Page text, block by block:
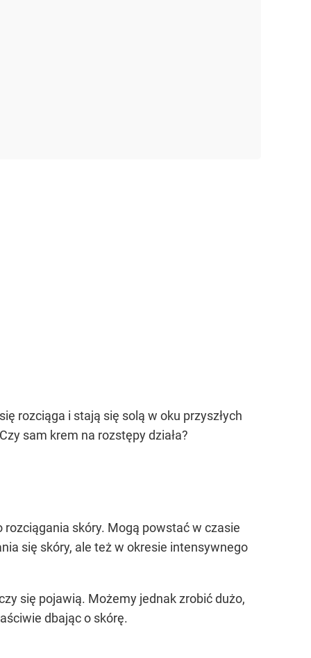
rozciąga i stają się solą w oku przyszłych
sam krem na rozstępy działa?
skóry. Mogą powstać w czasie
się skóry, ale też w okresie intensywnego
się pojawią. Możemy jednak zrobić dużo,
dbając o skórę.